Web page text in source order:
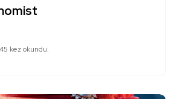
kez okundu.